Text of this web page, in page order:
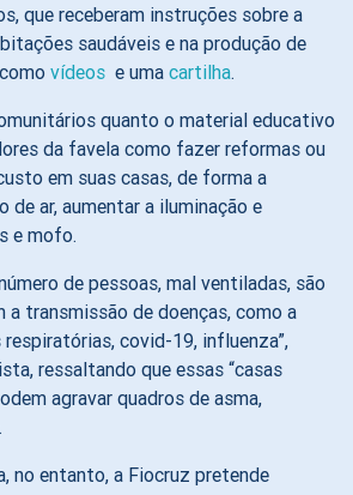
que receberam instruções sobre a
saudáveis e na produção de
vídeos e uma cartilha.
quanto o material educativo
da favela como fazer reformas ou
em suas casas, de forma a
de ar, aumentar a iluminação e
e mofo.
de pessoas, mal ventiladas, são
a transmissão de doenças, como a
covid-19, influenza”,
ressaltando que essas “casas
agravar quadros de asma,
no entanto, a Fiocruz pretende